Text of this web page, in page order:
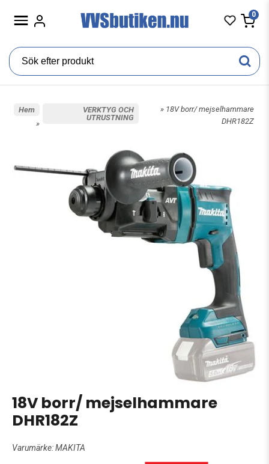
0
Hem
»
VERKTYG OCH
UTRUSTNING
» 18V borr/ mejselhammare
DHR182Z
18V borr/ mejselhammare
DHR182Z
Varumärke:MAKITA